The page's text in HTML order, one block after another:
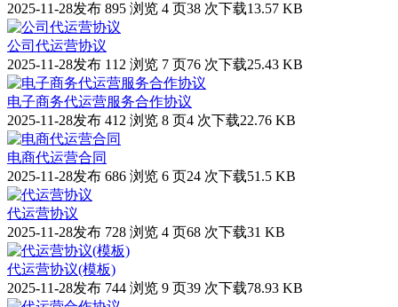
2025-11-28发布 895 浏览 4 页38 次下载13.57 KB
公司代运营协议
2025-11-28发布 112 浏览 7 页76 次下载25.43 KB
电子商务代运营服务合作协议
2025-11-28发布 412 浏览 8 页4 次下载22.76 KB
电商代运营合同
2025-11-28发布 686 浏览 6 页24 次下载51.5 KB
代运营协议
2025-11-28发布 728 浏览 4 页68 次下载31 KB
代运营协议(模板)
2025-11-28发布 744 浏览 9 页39 次下载78.93 KB